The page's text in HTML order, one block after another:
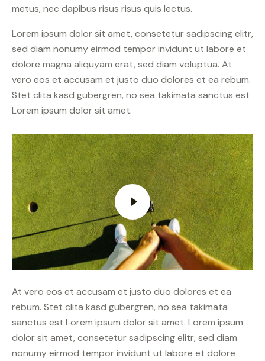
metus, nec dapibus risus risus quis lectus.
Lorem ipsum dolor sit amet, consetetur sadipscing elitr,
sed diam nonumy eirmod tempor invidunt ut labore et
dolore magna aliquyam erat, sed diam voluptua. At
vero eos et accusam et justo duo dolores et ea rebum.
Stet clita kasd gubergren, no sea takimata sanctus est
Lorem ipsum dolor sit amet.
At vero eos et accusam et justo duo dolores et ea
rebum. Stet clita kasd gubergren, no sea takimata
sanctus est Lorem ipsum dolor sit amet. Lorem ipsum
dolor sit amet, consetetur sadipscing elitr, sed diam
nonumy eirmod tempor invidunt ut labore et dolore